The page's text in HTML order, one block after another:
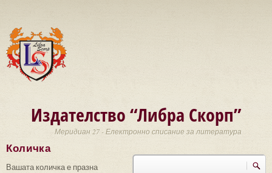
Издателство “Либра Скорп”
Меридиан 27 - Електронно списание за литература
Търси
Количка
Вашата количка е празна